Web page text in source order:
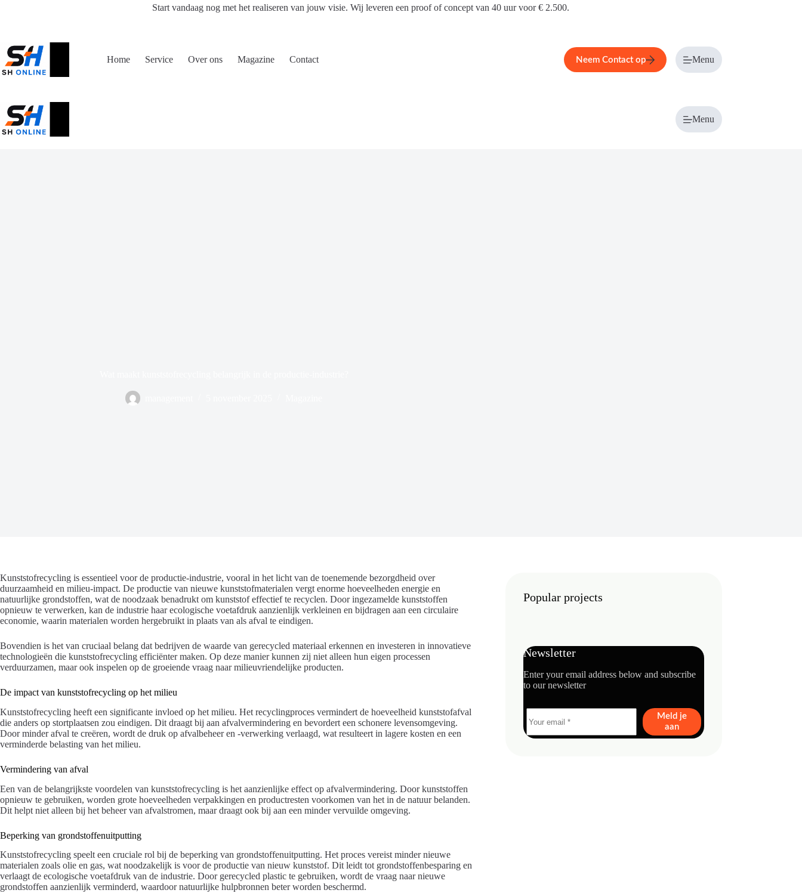
Start vandaag nog met het realiseren van jouw visie. Wij leveren een proof of concept van 40 uur voor € 2.500.
Home Service Over ons Magazine Contact Neem Contact op Menu
Menu
Kunststofrecycling is essentieel voor de productie-industrie, vooral in het licht van de toenemende bezorgdheid over
duurzaamheid en milieu-impact. De productie van nieuwe kunststofmaterialen vergt enorme hoeveelheden energie en
natuurlijke grondstoffen, wat de noodzaak benadrukt om kunststof effectief te recyclen. Door ingezamelde kunststoffen
opnieuw te verwerken, kan de industrie haar ecologische voetafdruk aanzienlijk verkleinen en bijdragen aan een circulaire
economie, waarin materialen worden hergebruikt in plaats van als afval te eindigen.
Bovendien is het van cruciaal belang dat bedrijven de waarde van gerecycled materiaal erkennen en investeren in innovatieve
technologieën die kunststofrecycling efficiënter maken. Op deze manier kunnen zij niet alleen hun eigen processen
verduurzamen, maar ook inspelen op de groeiende vraag naar milieuvriendelijke producten.
De impact van kunststofrecycling op het milieu
Kunststofrecycling heeft een significante invloed op het milieu. Het recyclingproces vermindert de hoeveelheid kunststofafval
die anders op stortplaatsen zou eindigen. Dit draagt bij aan afvalvermindering en bevordert een schonere levensomgeving.
Door minder afval te creëren, wordt de druk op afvalbeheer en -verwerking verlaagd, wat resulteert in lagere kosten en een
verminderde belasting van het milieu.
Vermindering van afval
Een van de belangrijkste voordelen van kunststofrecycling is het aanzienlijke effect op afvalvermindering. Door kunststoffen
opnieuw te gebruiken, worden grote hoeveelheden verpakkingen en productresten voorkomen van het in de natuur belanden.
Dit helpt niet alleen bij het beheer van afvalstromen, maar draagt ook bij aan een minder vervuilde omgeving.
Beperking van grondstoffenuitputting
Kunststofrecycling speelt een cruciale rol bij de beperking van grondstoffenuitputting. Het proces vereist minder nieuwe
materialen zoals olie en gas, wat noodzakelijk is voor de productie van nieuw kunststof. Dit leidt tot grondstoffenbesparing en
verlaagt de ecologische voetafdruk van de industrie. Door gerecycled plastic te gebruiken, wordt de vraag naar nieuwe
grondstoffen aanzienlijk verminderd, waardoor natuurlijke hulpbronnen beter worden beschermd.
Popular projects
Newsletter
Enter your email address below and subscribe
to our newsletter
Meld je
aan